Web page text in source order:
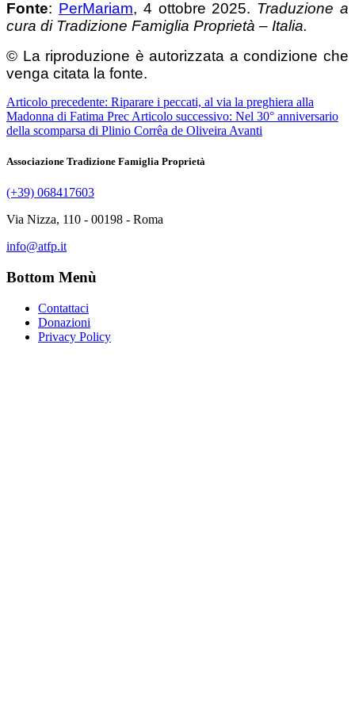
Fonte: PerMariam, 4 ottobre 2025. Traduzione a
cura di Tradizione Famiglia Proprietà – Italia.
© La riproduzione è autorizzata a condizione che
venga citata la fonte.
Articolo precedente: Riparare i peccati, al via la preghiera alla
Madonna di Fatima Prec Articolo successivo: Nel 30° anniversario
della scomparsa di Plinio Corrêa de Oliveira Avanti
Associazione Tradizione Famiglia Proprietà
(+39) 068417603
Via Nizza, 110 - 00198 - Roma
info@atfp.it
Bottom Menù
Contattaci
Donazioni
Privacy Policy